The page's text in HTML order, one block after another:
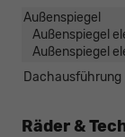
Außenspiegel
Außenspiegel
Außenspiegel
Dachausführung
Räder &